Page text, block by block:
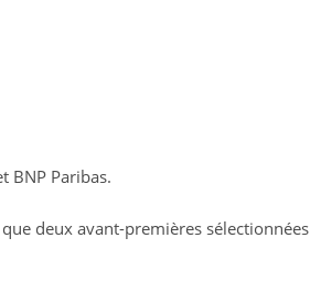
BNP Paribas.
deux avant-premières